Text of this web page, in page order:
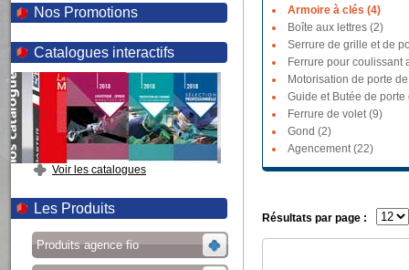
Nos Promotions
Catalogues interactifs
Voir les catalogues
Les Produits
Produits agence fio
Armoire à clés (4)
Boîte aux lettres (2)
Serrure de grille et de
Ferrure pour coulissant
Motorisation de porte
Guide et Butée de
Ferrure de volet (9)
Gond (2)
Agencement (22)
Résultats par page :